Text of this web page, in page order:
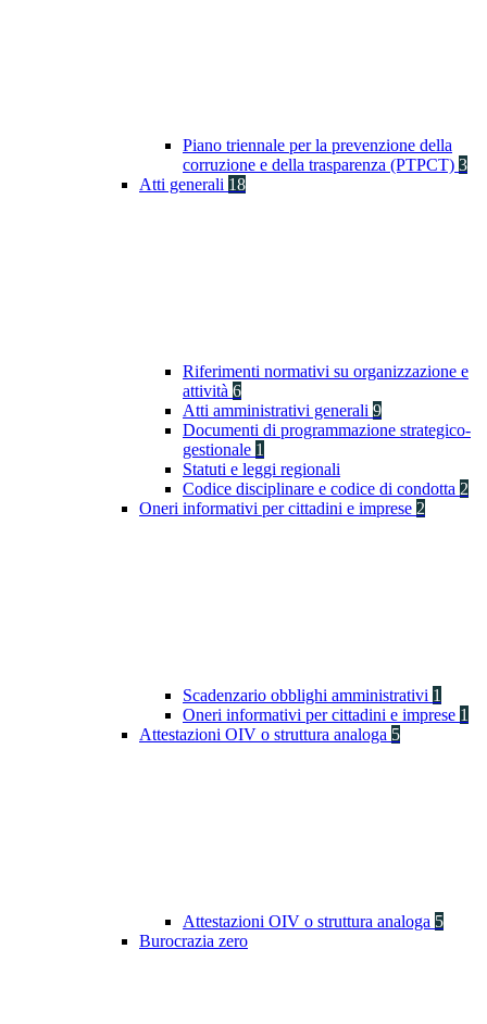
Piano triennale per la prevenzione della
corruzione e della trasparenza (PTPCT) 3
Atti generali 18
Riferimenti normativi su organizzazione e
attività 6
Atti amministrativi generali 9
Documenti di programmazione strategico-
gestionale 1
Statuti e leggi regionali
Codice disciplinare e codice di condotta 2
Oneri informativi per cittadini e imprese 2
Scadenzario obblighi amministrativi 1
Oneri informativi per cittadini e imprese 1
Attestazioni OIV o struttura analoga 5
Attestazioni OIV o struttura analoga 5
Burocrazia zero